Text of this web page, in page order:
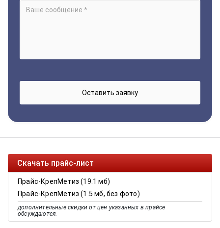
Скачать прайс-лист
Прайс-КрепМетиз (19.1 мб)
Прайс-КрепМетиз (1.5 мб, без фото)
дополнительные скидки от цен указанных в прайсе
обсуждаются.